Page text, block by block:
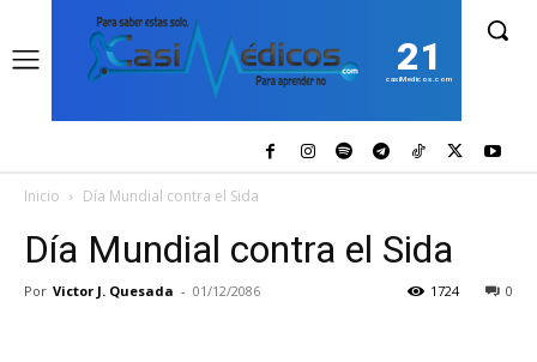
21
casiMedicos.com
Inicio Día Mundial contra el Sida
Día Mundial contra el Sida
Por Victor J. Quesada - 01/12/2086 0
1724